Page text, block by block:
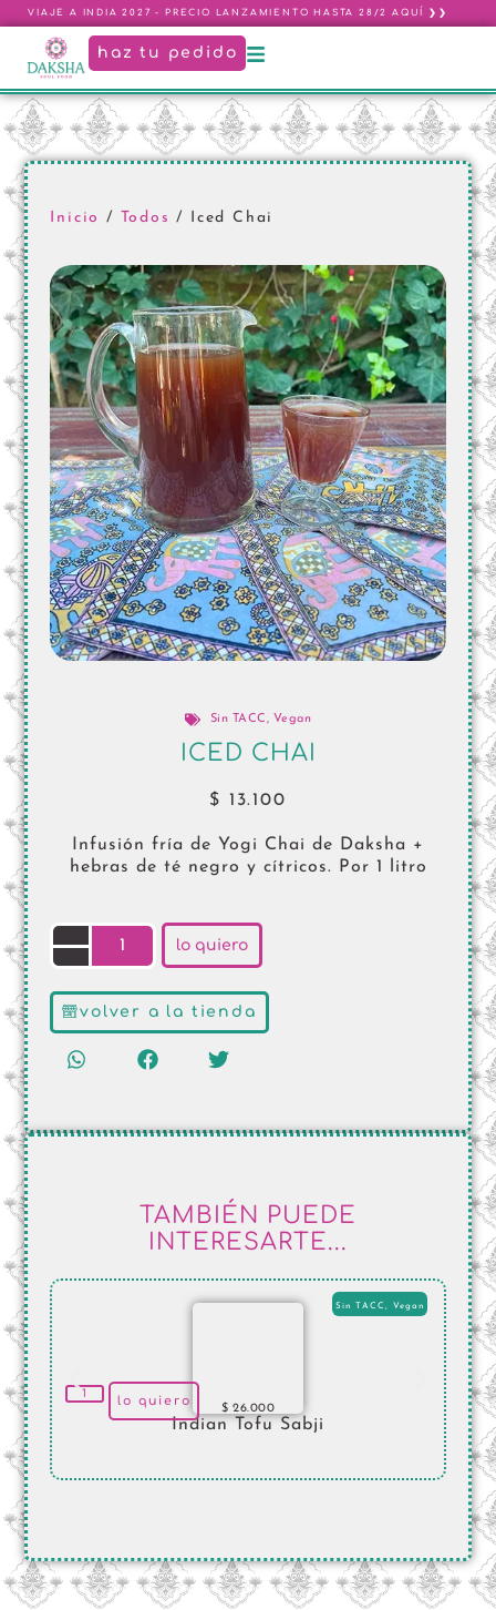
VIAJE A INDIA 2027 - PRECIO LANZAMIENTO HASTA 28/2 AQUÍ ❯❯
haz tu pedido
Inicio / Todos / Iced Chai
Sin TACC, Vegan
ICED CHAI
$ 13.100
Infusión fría de Yogi Chai de Daksha +
hebras de té negro y cítricos. Por 1 litro
lo quiero
volver a la tienda
TAMBIÉN PUEDE
INTERESARTE...
Sin TACC , Vegan
Indian Tofu Sabji
$ 26.000
lo quiero